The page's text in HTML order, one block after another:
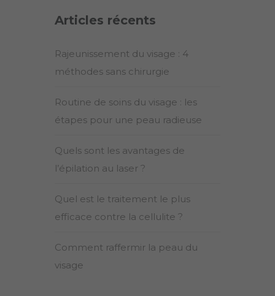
Articles récents
Rajeunissement du visage : 4
méthodes sans chirurgie
Routine de soins du visage : les
étapes pour une peau radieuse
Quels sont les avantages de
l’épilation au laser ?
Quel est le traitement le plus
efficace contre la cellulite ?
Comment raffermir la peau du
visage